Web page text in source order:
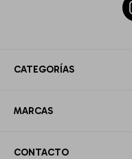
CATEGORÍAS
MARCAS
CONTACTO